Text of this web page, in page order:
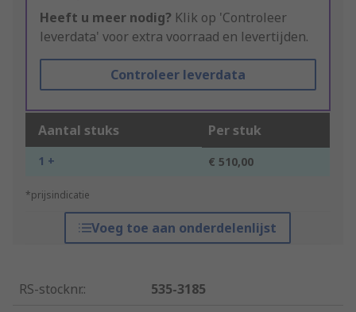
Heeft u meer nodig? Klik op 'Controleer
leverdata' voor extra voorraad en levertijden.
Controleer leverdata
Aantal stuks Per stuk
1 + € 510,00
*prijsindicatie
Voeg toe aan onderdelenlijst
RS-stocknr.:
535-3185